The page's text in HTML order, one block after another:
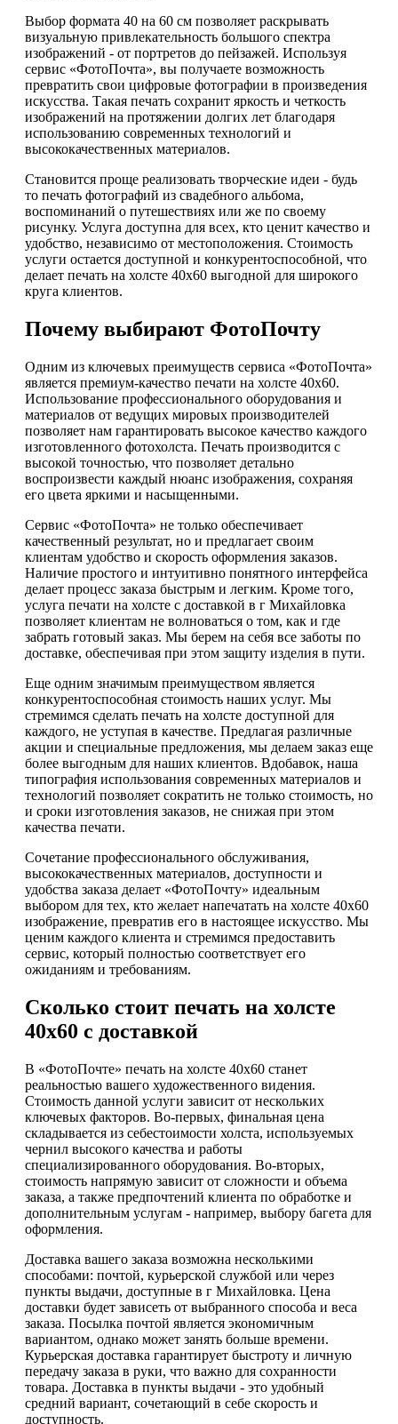
Выбор формата 40 на 60 см позволяет раскрывать
визуальную привлекательность большого спектра
изображений - от портретов до пейзажей. Используя
сервис «ФотоПочта», вы получаете возможность
превратить свои цифровые фотографии в произведения
искусства. Такая печать сохранит яркость и четкость
изображений на протяжении долгих лет благодаря
использованию современных технологий и
высококачественных материалов.
Становится проще реализовать творческие идеи - будь
то печать фотографий из свадебного альбома,
воспоминаний о путешествиях или же по своему
рисунку. Услуга доступна для всех, кто ценит качество и
удобство, независимо от местоположения. Стоимость
услуги остается доступной и конкурентоспособной, что
делает печать на холсте 40х60 выгодной для широкого
круга клиентов.
Почему выбирают ФотоПочту
Одним из ключевых преимуществ сервиса «ФотоПочта»
является премиум-качество печати на холсте 40х60.
Использование профессионального оборудования и
материалов от ведущих мировых производителей
позволяет нам гарантировать высокое качество каждого
изготовленного фотохолста. Печать производится с
высокой точностью, что позволяет детально
воспроизвести каждый нюанс изображения, сохраняя
его цвета яркими и насыщенными.
Сервис «ФотоПочта» не только обеспечивает
качественный результат, но и предлагает своим
клиентам удобство и скорость оформления заказов.
Наличие простого и интуитивно понятного интерфейса
делает процесс заказа быстрым и легким. Кроме того,
услуга печати на холсте с доставкой в г Михайловка
позволяет клиентам не волноваться о том, как и где
забрать готовый заказ. Мы берем на себя все заботы по
доставке, обеспечивая при этом защиту изделия в пути.
Еще одним значимым преимуществом является
конкурентоспособная стоимость наших услуг. Мы
стремимся сделать печать на холсте доступной для
каждого, не уступая в качестве. Предлагая различные
акции и специальные предложения, мы делаем заказ еще
более выгодным для наших клиентов. Вдобавок, наша
типография использования современных материалов и
технологий позволяет сократить не только стоимость, но
и сроки изготовления заказов, не снижая при этом
качества печати.
Сочетание профессионального обслуживания,
высококачественных материалов, доступности и
удобства заказа делает «ФотоПочту» идеальным
выбором для тех, кто желает напечатать на холсте 40х60
изображение, превратив его в настоящее искусство. Мы
ценим каждого клиента и стремимся предоставить
сервис, который полностью соответствует его
ожиданиям и требованиям.
Сколько стоит печать на холсте
40х60 с доставкой
В «ФотоПочте» печать на холсте 40х60 станет
реальностью вашего художественного видения.
Стоимость данной услуги зависит от нескольких
ключевых факторов. Во-первых, финальная цена
складывается из себестоимости холста, используемых
чернил высокого качества и работы
специализированного оборудования. Во-вторых,
стоимость напрямую зависит от сложности и объема
заказа, а также предпочтений клиента по обработке и
дополнительным услугам - например, выбору багета для
оформления.
Доставка вашего заказа возможна несколькими
способами: почтой, курьерской службой или через
пункты выдачи, доступные в г Михайловка. Цена
доставки будет зависеть от выбранного способа и веса
заказа. Посылка почтой является экономичным
вариантом, однако может занять больше времени.
Курьерская доставка гарантирует быстроту и личную
передачу заказа в руки, что важно для сохранности
товара. Доставка в пункты выдачи - это удобный
средний вариант, сочетающий в себе скорость и
доступность.